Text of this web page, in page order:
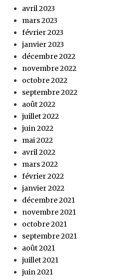
avril 2023
mars 2023
février 2023
janvier 2023
décembre 2022
novembre 2022
octobre 2022
septembre 2022
août 2022
juillet 2022
juin 2022
mai 2022
avril 2022
mars 2022
février 2022
janvier 2022
décembre 2021
novembre 2021
octobre 2021
septembre 2021
août 2021
juillet 2021
juin 2021